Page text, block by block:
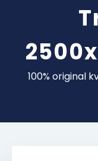
100% original